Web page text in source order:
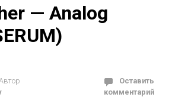
— Analog
Оставить
комментарий